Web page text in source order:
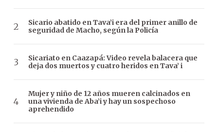
Sicario abatido en Tava’i era del primer anillo de
seguridad de Macho, según la Policía
Sicariato en Caazapá: Video revela balacera que
deja dos muertos y cuatro heridos en Tava’ i
Mujer y niño de 12 años mueren calcinados en
una vivienda de Aba’i y hay un sospechoso
aprehendido